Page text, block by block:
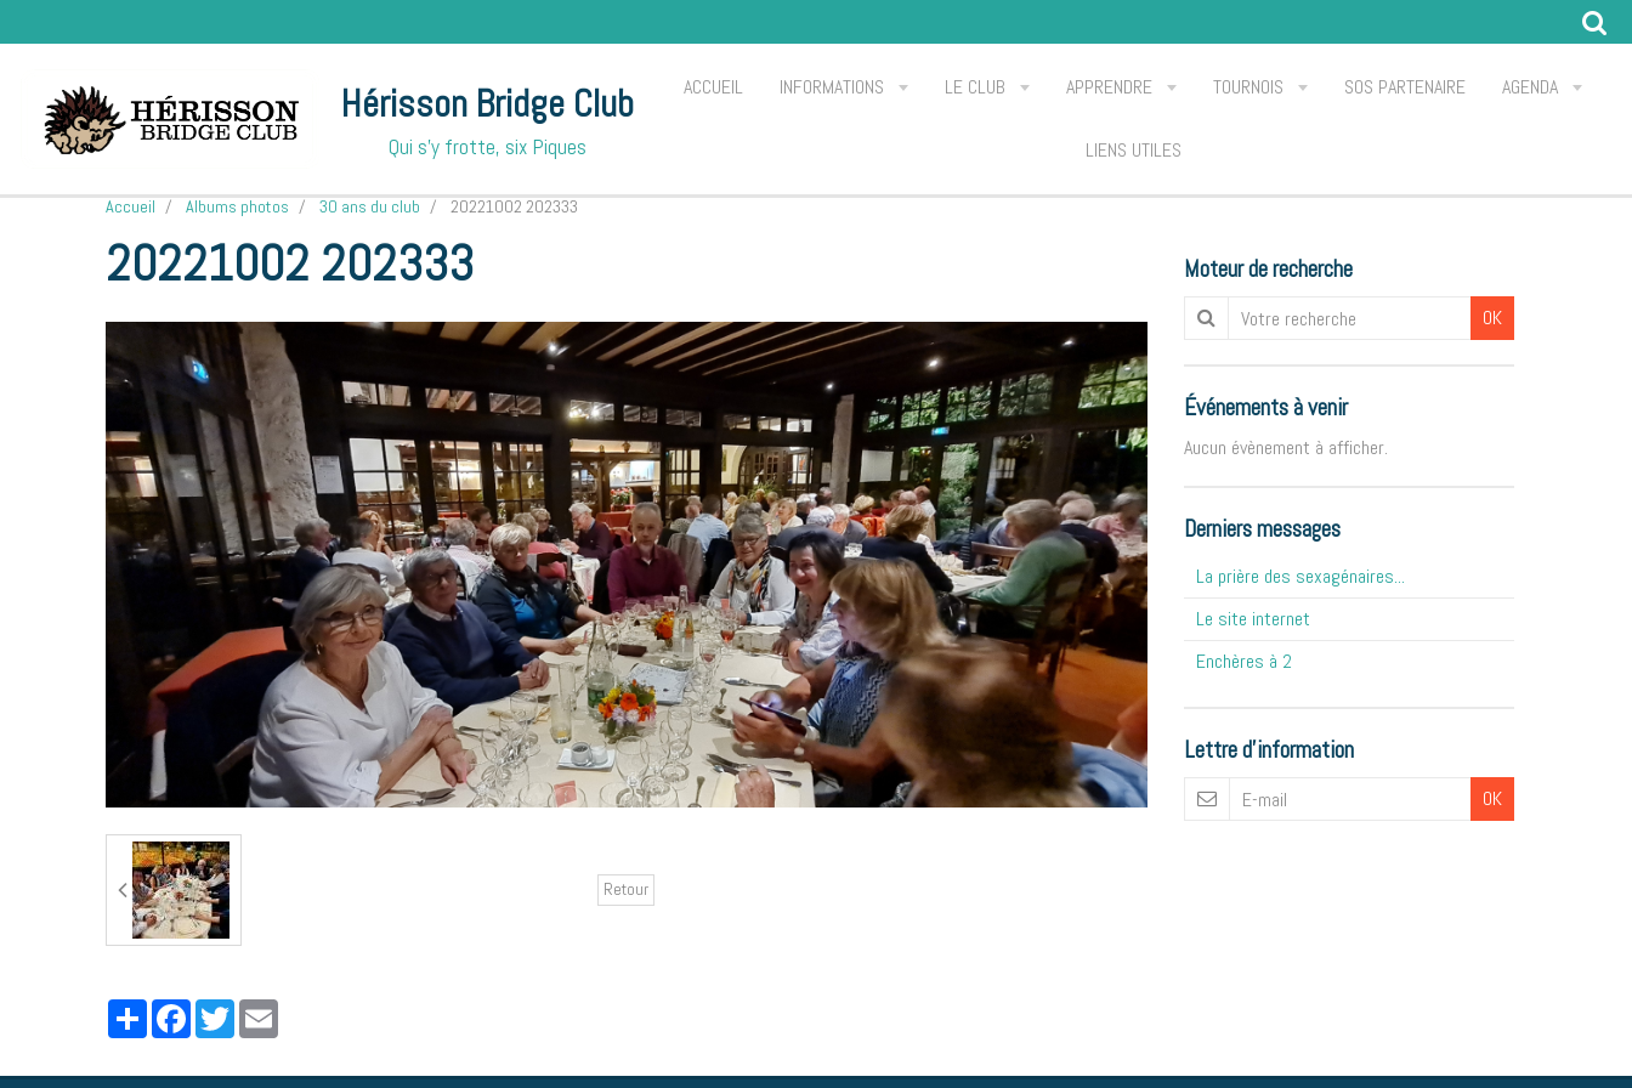
Hérisson Bridge Club
Qui s'y frotte, six Piques
ACCUEIL INFORMATIONS LE CLUB APPRENDRE TOURNOIS SOS PARTENAIRE AGENDA
LIENS UTILES
Accueil Albums photos 30 ans du club 20221002 202333
20221002 202333
Retour
PartagerFacebookTwitter
Moteur de recherche
OK
Événements à venir
Aucun évènement à afficher.
Derniers messages
La prière des sexagénaires...
Le site internet
Enchères à 2
Lettre d'information
OK